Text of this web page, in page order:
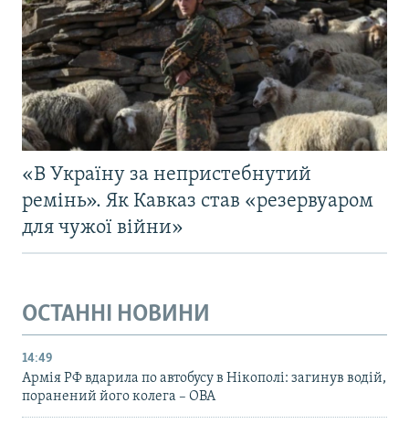
«В Україну за непристебнутий
ремінь». Як Кавказ став «резервуаром
для чужої війни»
ОСТАННІ НОВИНИ
14:49
Армія РФ вдарила по автобусу в Нікополі: загинув водій,
поранений його колега – ОВА